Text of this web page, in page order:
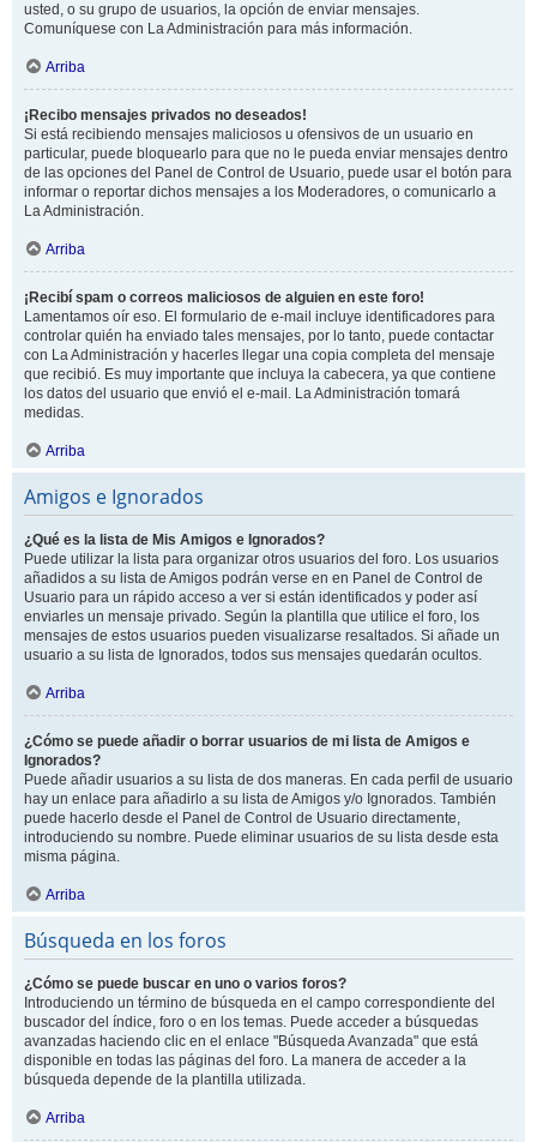
usted, o su grupo de usuarios, la opción de enviar mensajes.
Comuníquese con La Administración para más información.
Arriba
¡Recibo mensajes privados no deseados!
Si está recibiendo mensajes maliciosos u ofensivos de un usuario en
particular, puede bloquearlo para que no le pueda enviar mensajes dentro
de las opciones del Panel de Control de Usuario, puede usar el botón para
informar o reportar dichos mensajes a los Moderadores, o comunicarlo a
La Administración.
Arriba
¡Recibí spam o correos maliciosos de alguien en este foro!
Lamentamos oír eso. El formulario de e-mail incluye identificadores para
controlar quién ha enviado tales mensajes, por lo tanto, puede contactar
con La Administración y hacerles llegar una copia completa del mensaje
que recibió. Es muy importante que incluya la cabecera, ya que contiene
los datos del usuario que envió el e-mail. La Administración tomará
medidas.
Arriba
Amigos e Ignorados
¿Qué es la lista de Mis Amigos e Ignorados?
Puede utilizar la lista para organizar otros usuarios del foro. Los usuarios
añadidos a su lista de Amigos podrán verse en en Panel de Control de
Usuario para un rápido acceso a ver si están identificados y poder así
enviarles un mensaje privado. Según la plantilla que utilice el foro, los
mensajes de estos usuarios pueden visualizarse resaltados. Si añade un
usuario a su lista de Ignorados, todos sus mensajes quedarán ocultos.
Arriba
¿Cómo se puede añadir o borrar usuarios de mi lista de Amigos e
Ignorados?
Puede añadir usuarios a su lista de dos maneras. En cada perfil de usuario
hay un enlace para añadirlo a su lista de Amigos y/o Ignorados. También
puede hacerlo desde el Panel de Control de Usuario directamente,
introduciendo su nombre. Puede eliminar usuarios de su lista desde esta
misma página.
Arriba
Búsqueda en los foros
¿Cómo se puede buscar en uno o varios foros?
Introduciendo un término de búsqueda en el campo correspondiente del
buscador del índice, foro o en los temas. Puede acceder a búsquedas
avanzadas haciendo clic en el enlace "Búsqueda Avanzada" que está
disponible en todas las páginas del foro. La manera de acceder a la
búsqueda depende de la plantilla utilizada.
Arriba